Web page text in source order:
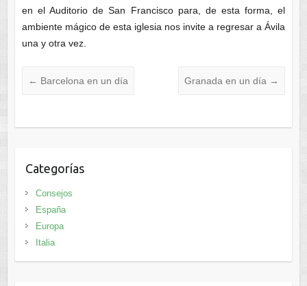
en el Auditorio de San Francisco para, de esta forma, el
ambiente mágico de esta iglesia nos invite a regresar a Ávila
una y otra vez.
← Barcelona en un día Granada en un día →
Categorías
Consejos
España
Europa
Italia